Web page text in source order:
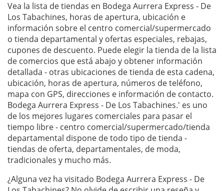
Vea la lista de tiendas en Bodega Aurrera Express - De
Los Tabachines, horas de apertura, ubicación e
información sobre el centro comercial/supermercado
o tienda departamental y ofertas especiales, rebajas,
cupones de descuento. Puede elegir la tienda de la lista
de comercios que está abajo y obtener información
detallada - otras ubicaciones de tienda de esta cadena,
ubicación, horas de apertura, números de teléfono,
mapa con GPS, direcciones e información de contacto.
Bodega Aurrera Express - De Los Tabachines.' es uno
de los mejores lugares comerciales para pasar el
tiempo libre - centro comercial/supermercado/tienda
departamental dispone de todo tipo de tienda -
tiendas de oferta, departamentales, de moda,
tradicionales y mucho más.
¿Alguna vez ha visitado Bodega Aurrera Express - De